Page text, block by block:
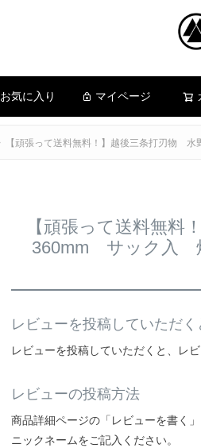
お気に入り マイページ
【頑張って送料無料！】越後三条打刃物
【頑張って送料無
360mm サック入
レビューを投稿していただ
レビューを投稿していただくと、レ
レビューの投稿方法
商品詳細ページの「レビューを書く
ニックネームをご記入ください。